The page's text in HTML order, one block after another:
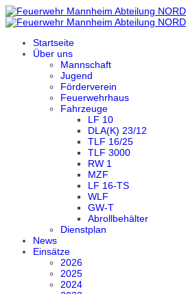
Startseite
Über uns
Mannschaft
Jugend
Förderverein
Feuerwehrhaus
Fahrzeuge
LF 10
DLA(K) 23/12
TLF 16/25
TLF 3000
RW 1
MZF
LF 16-TS
WLF
GW-T
Abrollbehälter
Dienstplan
News
Einsätze
2026
2025
2024